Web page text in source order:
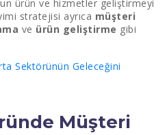
ürün ve hizmetler geliştirmeyi
stratejisi ayrıca müşteri
ve ürün geliştirme gibi
Sektörünün Geleceğini
Müşteri